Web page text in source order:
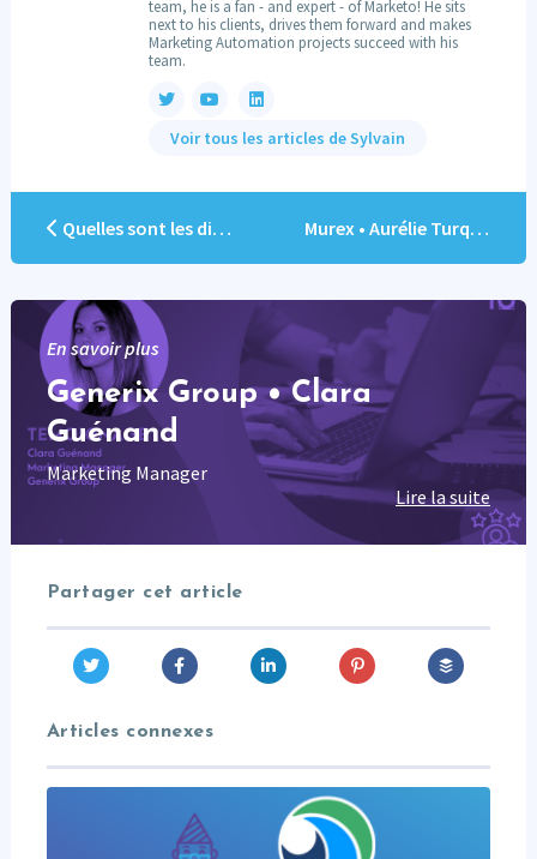
team, he is a fan - and expert - of Marketo! He sits
next to his clients, drives them forward and makes
Marketing Automation projects succeed with his
team.
Voir tous les articles de Sylvain
Quelles sont les différentes solutions de Marketing conversationnel ? Murex • Aurélie Turquier
En savoir plus
Generix Group • Clara
Guénand
Marketing Manager
Lire la suite
Partager cet article
Articles connexes